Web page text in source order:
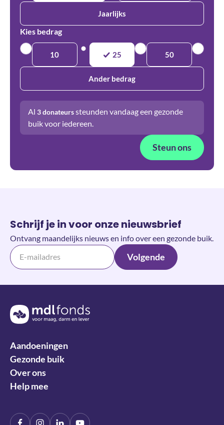
Jaarlijks
Kies bedrag
10 25 50
Ander bedrag
Al 3donateurssteunden vandaag een gezonde
buik voor iedereen.
Steun ons
Schrijf je in voor onze nieuwsbrief
Ontvang maandelijks nieuws en info over een gezonde buik.
Volgende
Terug naar de homepage
Aandoeningen
Gezonde buik
Over ons
Help mee